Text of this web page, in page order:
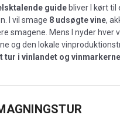
guide bliver I kørt
I vil smage 8 udsøgte vine,
smagene. Mens I nyder hver
og den lokale
tur i vinlandet og vinmarkerne